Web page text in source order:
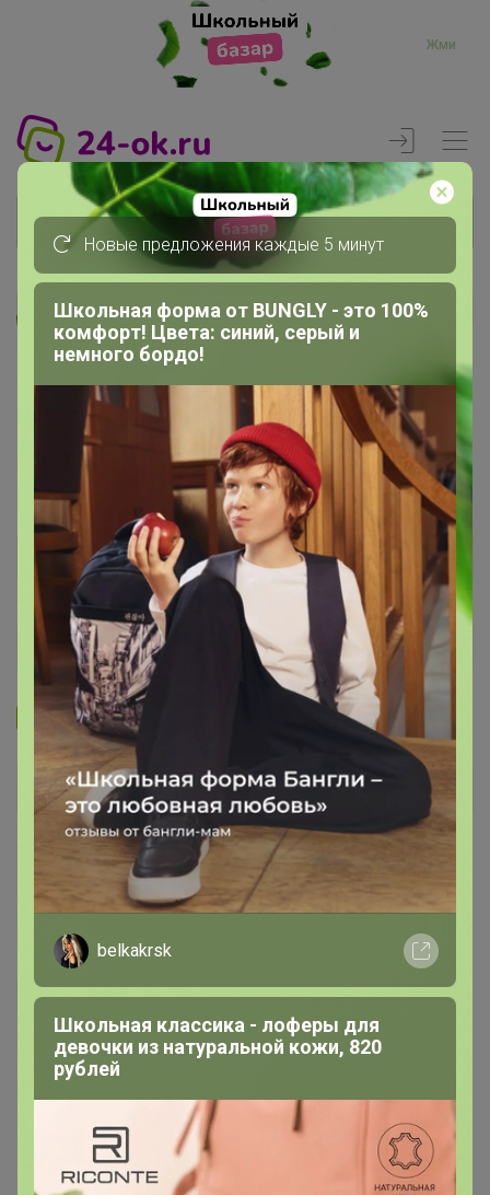
Жми
Реклама
Главная
Вход
Запомнить Забыли пароль?
Войти
Регистрация
Войти с помощью других сервисов
Новые предложения каждые 5 минут
Школьная форма от BUNGLY - это 100%
комфорт! Цвета: синий, серый и
немного бордо!
belkakrsk
Школьная классика - лоферы для
девочки из натуральной кожи, 820
рублей